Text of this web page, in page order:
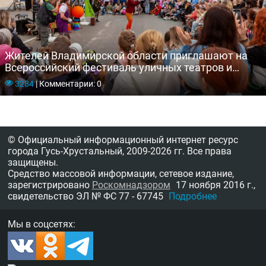
Жителей Владимирской области приглашают на
Всероссийский фестиваль уличных театров и
театров на улице
3284|Комментарии: 0
© Официальный информационный интернет ресурс
города Гусь-Хрустальный, 2009-2026 гг. Все права
защищены.
Средство массовой информации, сетевое издание,
зарегистрировано Роскомнадзором 17 ноября 2016 г.,
свидетельство ЭЛ № ФС 77 - 67745 Подробнее
Мы в соцсетях: